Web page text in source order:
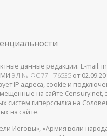
данные редакции: E-mail:
ЭЛ № ФС 77 - 76535 от
IP адреса, cookie и
на сайте
систем гиперссылка на
на сайте.
Иеговы», «Армия воли